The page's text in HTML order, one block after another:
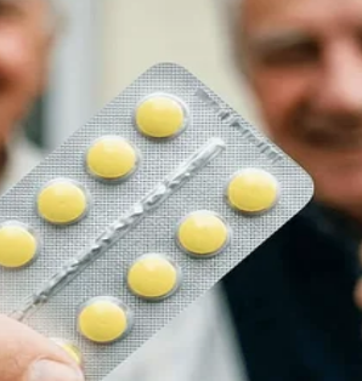
e as implicações de
e a gestão de expectativas em
pequenos desentendimentos